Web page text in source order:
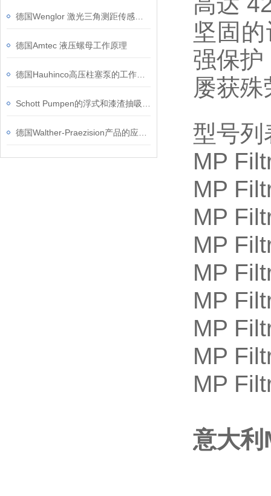
德国Amtec 液压螺母工作原理
坚固
强保护
屡获
型号列
MP
MP
MP
MP
MP
MP
MP
MP
MP
意大